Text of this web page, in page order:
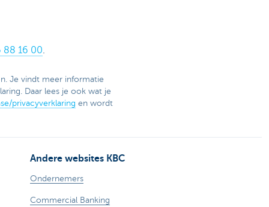
88 16 00.
Je vindt meer informatie
Daar lees je ook wat je
privacyverklaring en wordt
Andere websites KBC
Ondernemers
Commercial Banking